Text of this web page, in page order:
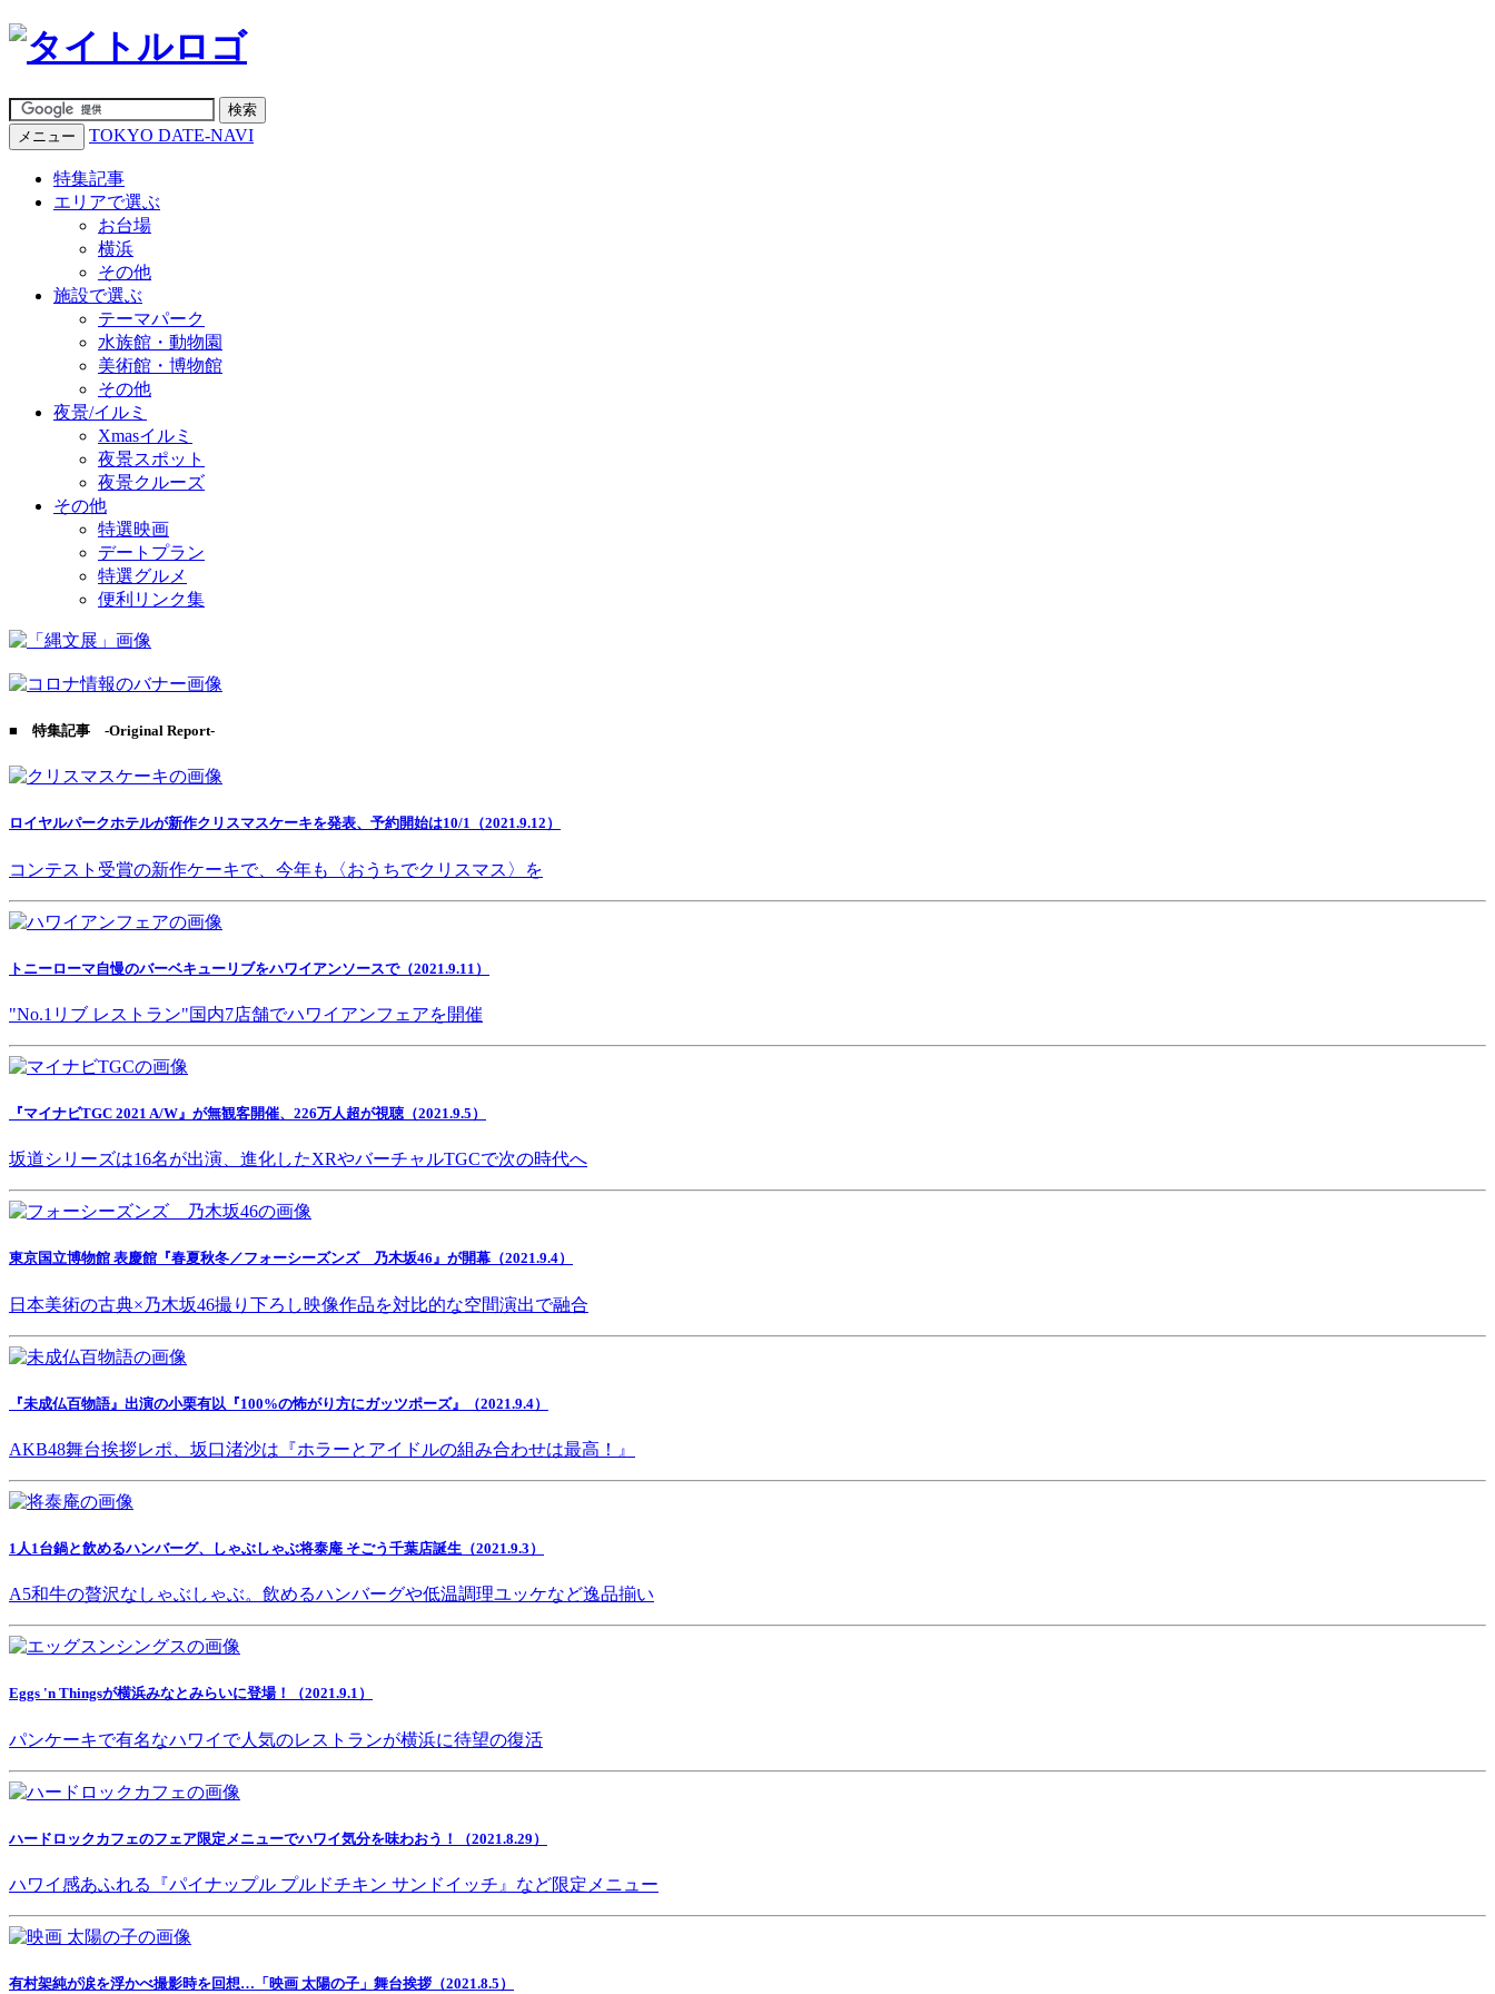
メニュー TOKYO DATE-NAVI
特集記事
エリアで選ぶ
お台場
横浜
その他
施設で選ぶ
テーマパーク
水族館・動物園
美術館・博物館
その他
夜景/イルミ
Xmasイルミ
夜景スポット
夜景クルーズ
その他
特選映画
デートプラン
特選グルメ
便利リンク集
■ 特集記事 -Original Report-
ロイヤルパークホテルが新作クリスマスケーキを発表、予約開始は10/1（2021.9.12）
コンテスト受賞の新作ケーキで、今年も〈おうちでクリスマス〉を
トニーローマ自慢のバーベキューリブをハワイアンソースで（2021.9.11）
"No.1リブ レストラン"国内7店舗でハワイアンフェアを開催
『マイナビTGC 2021 A/W』が無観客開催、226万人超が視聴（2021.9.5）
坂道シリーズは16名が出演、進化したXRやバーチャルTGCで次の時代へ
東京国立博物館 表慶館『春夏秋冬／フォーシーズンズ 乃木坂46』が開幕（2021.9.4）
日本美術の古典×乃木坂46撮り下ろし映像作品を対比的な空間演出で融合
『未成仏百物語』出演の小栗有以『100%の怖がり方にガッツポーズ』（2021.9.4）
AKB48舞台挨拶レポ、坂口渚沙は『ホラーとアイドルの組み合わせは最高！』
1人1台鍋と飲めるハンバーグ、しゃぶしゃぶ将泰庵 そごう千葉店誕生（2021.9.3）
A5和牛の贅沢なしゃぶしゃぶ。飲めるハンバーグや低温調理ユッケなど逸品揃い
Eggs 'n Thingsが横浜みなとみらいに登場！（2021.9.1）
パンケーキで有名なハワイで人気のレストランが横浜に待望の復活
ハードロックカフェのフェア限定メニューでハワイ気分を味わおう！（2021.8.29）
ハワイ感あふれる『パイナップル プルドチキン サンドイッチ』など限定メニュー
有村架純が涙を浮かべ撮影時を回想…「映画 太陽の子」舞台挨拶（2021.8.5）